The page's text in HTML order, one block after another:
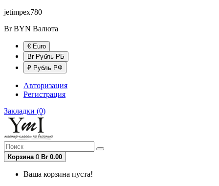
jetimpex780
Br BYN Валюта
€ Euro
Br Рубль РБ
₽ Рубль РФ
Авторизация
Регистрация
Закладки (0)
Корзина 0 Br 0.00
Ваша корзина пуста!